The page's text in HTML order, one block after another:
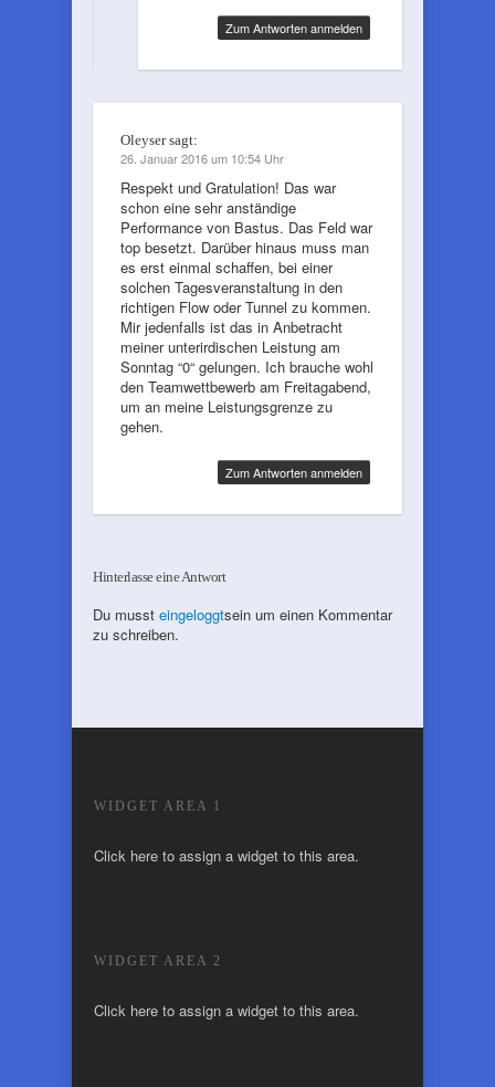
Zum Antworten anmelden
Oleyser sagt:
26. Januar 2016 um 10:54 Uhr
Respekt und Gratulation! Das war
schon eine sehr anständige
Performance von Bastus. Das Feld war
top besetzt. Darüber hinaus muss man
es erst einmal schaffen, bei einer
solchen Tagesveranstaltung in den
richtigen Flow oder Tunnel zu kommen.
Mir jedenfalls ist das in Anbetracht
meiner unterirdischen Leistung am
Sonntag “0“ gelungen. Ich brauche wohl
den Teamwettbewerb am Freitagabend,
um an meine Leistungsgrenze zu
gehen.
Zum Antworten anmelden
Hinterlasse eine Antwort
Du musst eingeloggtsein um einen Kommentar
zu schreiben.
WIDGET AREA 1
Click here to assign a widget to this area.
WIDGET AREA 2
Click here to assign a widget to this area.